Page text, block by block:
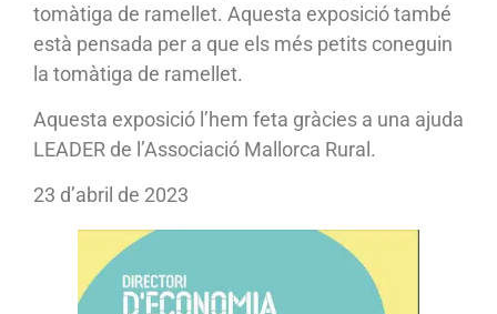
tomàtiga de ramellet. Aquesta exposició també
està pensada per a que els més petits coneguin
la tomàtiga de ramellet.
Aquesta exposició l’hem feta gràcies a una ajuda
LEADER de l’Associació Mallorca Rural.
23 d’abril de 2023